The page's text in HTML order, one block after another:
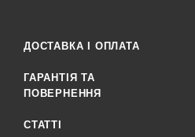
ДОСТАВКА І ОПЛАТА
ГАРАНТІЯ ТА
ПОВЕРНЕННЯ
СТАТТІ